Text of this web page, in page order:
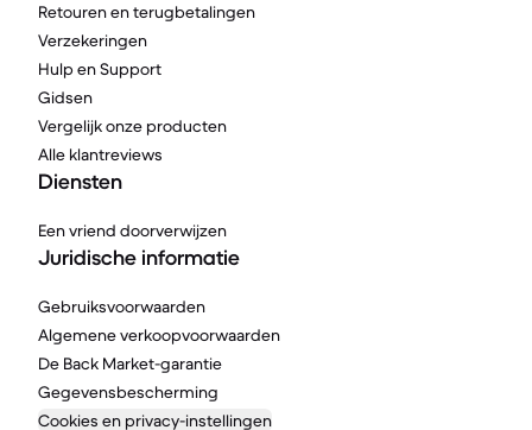
Retouren en terugbetalingen
Verzekeringen
Hulp en Support
Gidsen
Vergelijk onze producten
Alle klantreviews
Diensten
Een vriend doorverwijzen
Juridische informatie
Gebruiksvoorwaarden
Algemene verkoopvoorwaarden
De Back Market-garantie
Gegevensbescherming
Cookies en privacy-instellingen